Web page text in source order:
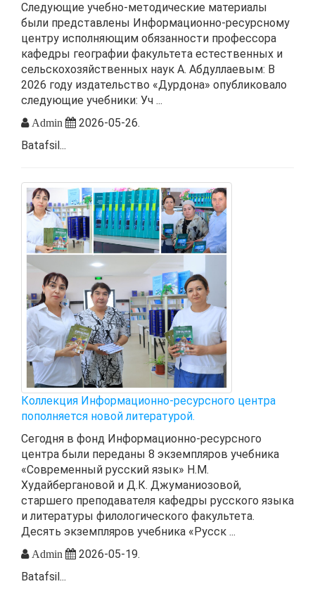
Следующие учебно-методические материалы
были представлены Информационно-ресурсному
центру исполняющим обязанности профессора
кафедры географии факультета естественных и
сельскохозяйственных наук А. Абдуллаевым: В
2026 году издательство «Дурдона» опубликовало
следующие учебники: Уч ...
Admin
2026-05-26.
Batafsil...
Коллекция Информационно-ресурсного центра
пополняется новой литературой.
Сегодня в фонд Информационно-ресурсного
центра были переданы 8 экземпляров учебника
«Современный русский язык» Н.М.
Худайбергановой и Д.К. Джуманиозовой,
старшего преподавателя кафедры русского языка
и литературы филологического факультета.
Десять экземпляров учебника «Русск ...
Admin
2026-05-19.
Batafsil...